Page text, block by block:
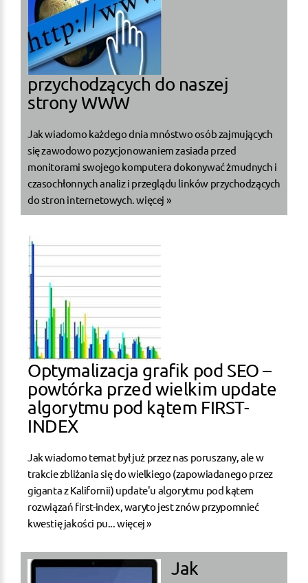
przychodzących do naszej
strony WWW
Jak wiadomo każdego dnia mnóstwo osób zajmujących
się zawodowo pozycjonowaniem zasiada przed
monitorami swojego komputera dokonywać żmudnych i
czasochłonnych analiz i przeglądu linków przychodzących
do stron internetowych.więcej »
Optymalizacja grafik pod SEO –
powtórka przed wielkim update
algorytmu pod kątem FIRST-
INDEX
Jak wiadomo temat był już przez nas poruszany, ale w
trakcie zbliżania się do wielkiego (zapowiadanego przez
giganta z Kalifornii) update'u algorytmu pod kątem
rozwiązań first-index, waryto jest znów przypomnieć
kwestię jakości pu...więcej »
Jak